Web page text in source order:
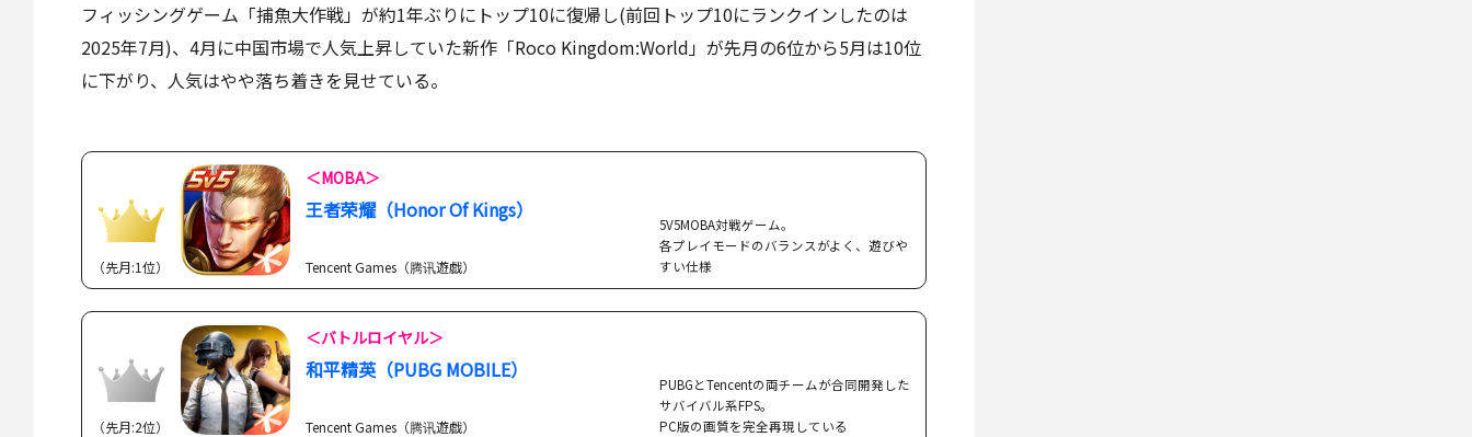
フィッシングゲーム「捕魚大作戦」が約1年ぶりにトップ10に復帰し(前回トップ10にランクインしたのは
2025年7月)、4月に中国市場で人気上昇していた新作「Roco Kingdom:World」が先月の6位から5月は10位
に下がり、人気はやや落ち着きを見せている。
（先月:1位）
＜MOBA＞
王者荣耀（Honor Of Kings）
Tencent Games（腾讯遊戯）
5V5MOBA対戦ゲーム。
各プレイモードのバランスがよく、遊びや
すい仕様
（先月:2位）
＜バトルロイヤル＞
和平精英（PUBG MOBILE）
Tencent Games（腾讯遊戯）
PUBGとTencentの両チームが合同開発した
サバイバル系FPS。
PC版の画質を完全再現している